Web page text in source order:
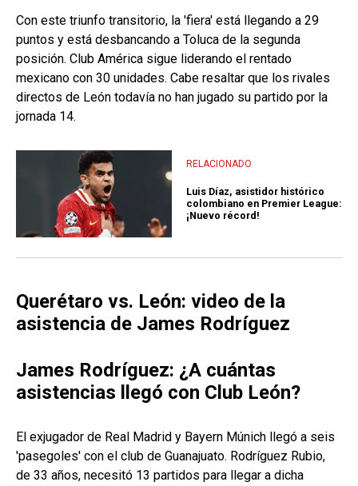
Con este triunfo transitorio, la 'fiera' está llegando a 29
puntos y está desbancando a Toluca de la segunda
posición. Club América sigue liderando el rentado
mexicano con 30 unidades. Cabe resaltar que los rivales
directos de León todavía no han jugado su partido por la
jornada 14.
RELACIONADO
Luis Díaz, asistidor histórico
colombiano en Premier League:
¡Nuevo récord!
Querétaro vs. León: video de la
asistencia de James Rodríguez
James Rodríguez: ¿A cuántas
asistencias llegó con Club León?
El exjugador de Real Madrid y Bayern Múnich llegó a seis
'pasegoles' con el club de Guanajuato. Rodríguez Rubio,
de 33 años, necesitó 13 partidos para llegar a dicha